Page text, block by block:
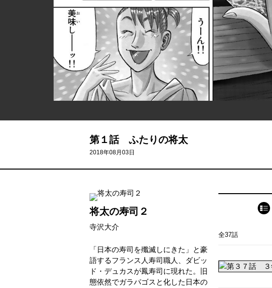
第１話 ふたりの将太
2018年08月03日
将太の寿司２
寺沢大介
「日本の寿司を殲滅しにきた」と豪
語するフランス人寿司職人、ダビッ
ド・デュカスが鳳寿司に現れた。旧
態依然でガラパゴスと化した日本の
全37話